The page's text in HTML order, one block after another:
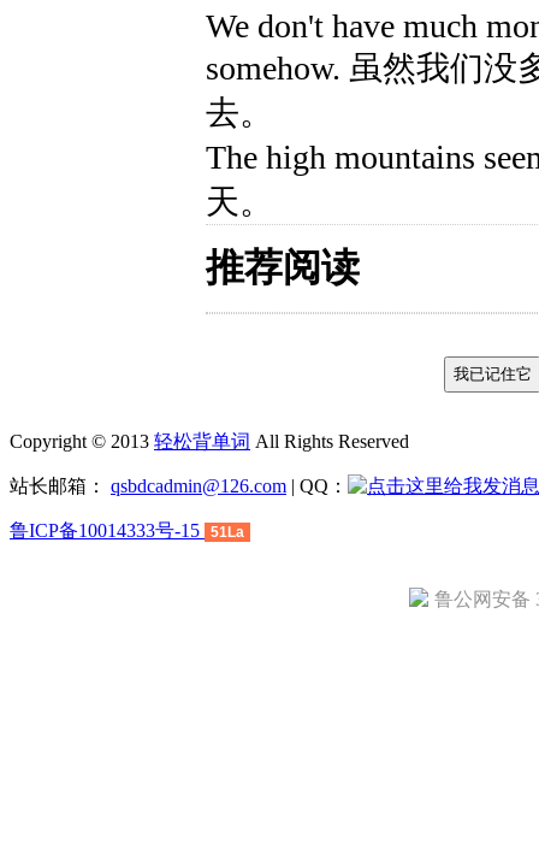
We don't have much
somehow. 虽然我们
去。
The high mountains
天。
推荐阅读
Copyright © 2013 轻松背单词 All Rights Reserved
站长邮箱： qsbdcadmin@126.com | QQ：
鲁ICP备10014333号-15 51La
鲁公网安备